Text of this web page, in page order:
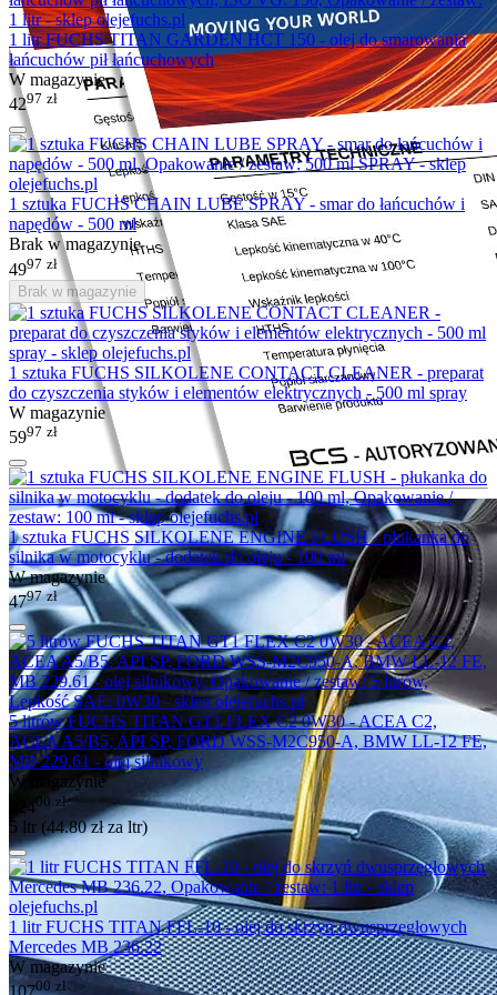
1 litr FUCHS TITAN GARDEN HCT 150 - olej do smarowania
łańcuchów pił łańcuchowych
W magazynie
4297 zł
1 sztuka FUCHS CHAIN LUBE SPRAY - smar do łańcuchów i
napędów - 500 ml
Brak w magazynie
4997 zł
Brak w magazynie
1 sztuka FUCHS SILKOLENE CONTACT CLEANER - preparat
do czyszczenia styków i elementów elektrycznych - 500 ml spray
W magazynie
5997 zł
1 sztuka FUCHS SILKOLENE ENGINE FLUSH - płukanka do
silnika w motocyklu - dodatek do oleju - 100 ml
W magazynie
4797 zł
5 litrów FUCHS TITAN GT1 FLEX C2 0W30 - ACEA C2,
ACEA A5/B5, API SP, FORD WSS-M2C950-A, BMW LL-12 FE,
MB 229.61 - olej silnikowy
W magazynie
22400 zł
5 ltr (44.80złza ltr)
1 litr FUCHS TITAN FFL-10 - olej do skrzyń dwusprzęgłowych
Mercedes MB 236.22
W magazynie
10700 zł